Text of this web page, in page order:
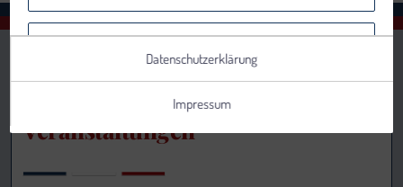
Veranstaltungen
VERWENDEN
Datenschutzerklärung
Impressum